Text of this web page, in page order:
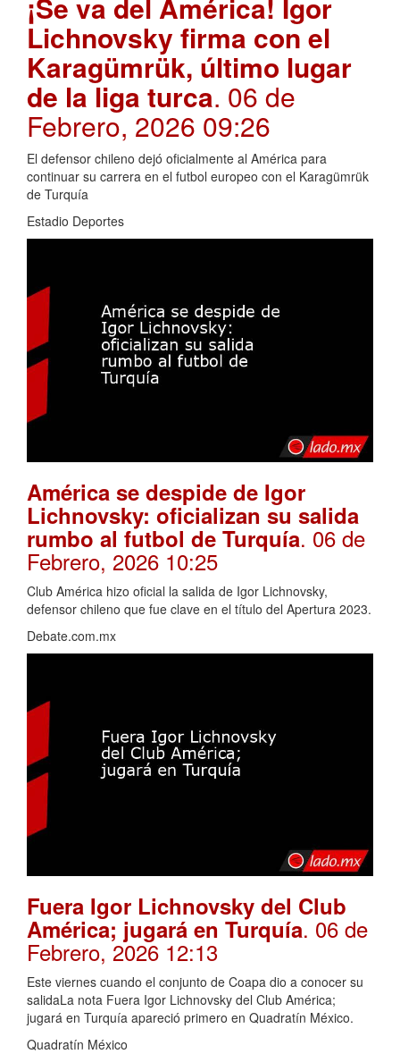
Lichnovsky firma con el
Karagümrük, último lugar
de la liga turca. 06 de
Febrero, 2026 09:26
El defensor chileno dejó oficialmente al América para
continuar su carrera en el futbol europeo con el Karagümrük
de Turquía
Estadio Deportes
América se despide de Igor
Lichnovsky: oficializan su salida
rumbo al futbol de Turquía. 06 de
Febrero, 2026 10:25
Club América hizo oficial la salida de Igor Lichnovsky,
defensor chileno que fue clave en el título del Apertura 2023.
Debate.com.mx
Fuera Igor Lichnovsky del Club
América; jugará en Turquía. 06 de
Febrero, 2026 12:13
Este viernes cuando el conjunto de Coapa dio a conocer su
salidaLa nota Fuera Igor Lichnovsky del Club América;
jugará en Turquía apareció primero en Quadratín México.
Quadratín México